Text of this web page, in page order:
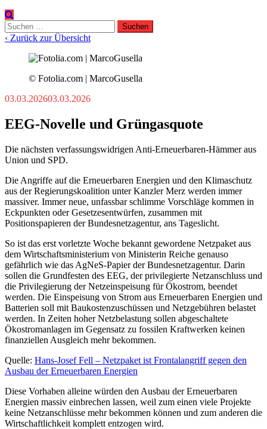
Suchen
nach:
‹ Zurück zur Übersicht
© Fotolia.com | MarcoGusella
03.03.202603.03.2026
EEG-Novelle und Grüngasquote
Die nächsten verfassungswidrigen Anti-Erneuerbaren-Hämmer aus
Union und SPD.
Die Angriffe auf die Erneuerbaren Energien und den Klimaschutz
aus der Regierungskoalition unter Kanzler Merz werden immer
massiver. Immer neue, unfassbar schlimme Vorschläge kommen in
Eckpunkten oder Gesetzesentwürfen, zusammen mit
Positionspapieren der Bundesnetzagentur, ans Tageslicht.
So ist das erst vorletzte Woche bekannt gewordene Netzpaket aus
dem Wirtschaftsministerium von Ministerin Reiche genauso
gefährlich wie das AgNeS-Papier der Bundesnetzagentur. Darin
sollen die Grundfesten des EEG, der privilegierte Netzanschluss und
die Privilegierung der Netzeinspeisung für Ökostrom, beendet
werden. Die Einspeisung von Strom aus Erneuerbaren Energien und
Batterien soll mit Baukostenzuschüssen und Netzgebühren belastet
werden. In Zeiten hoher Netzbelastung sollen abgeschaltete
Ökostromanlagen im Gegensatz zu fossilen Kraftwerken keinen
finanziellen Ausgleich mehr bekommen.
Quelle: Hans-Josef Fell – Netzpaket ist Frontalangriff gegen den
Ausbau der Erneuerbaren Energien
Diese Vorhaben alleine würden den Ausbau der Erneuerbaren
Energien massiv einbrechen lassen, weil zum einen viele Projekte
keine Netzanschlüsse mehr bekommen können und zum anderen die
Wirtschaftlichkeit komplett entzogen wird.